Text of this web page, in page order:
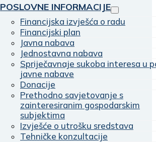
POSLOVNE INFORMACIJE
Financijska izvješća o radu
Financijski plan
Javna nabava
Jednostavna nabava
Spriječavnaje sukoba interesa u
javne nabave
Donacije
Prethodno savjetovanje s
zainteresiranim gospodarskim
subjektima
Izvješće o utrošku sredstava
Tehničke konzultacije